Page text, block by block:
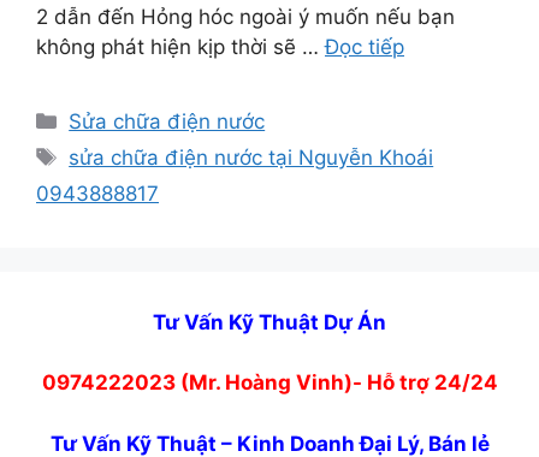
2 dẫn đến Hỏng hóc ngoài ý muốn nếu bạn
không phát hiện kịp thời sẽ …Đọc tiếp
Danh
mục
Sửa chữa điện nước
Thẻ
sửa chữa điện nước tại Nguyễn Khoái
0943888817
Tư Vấn Kỹ Thuật Dự Án
0974222023 (Mr. Hoàng Vinh)- Hỗ trợ 24/24
Tư Vấn Kỹ Thuật – Kinh Doanh Đại Lý, Bán lẻ